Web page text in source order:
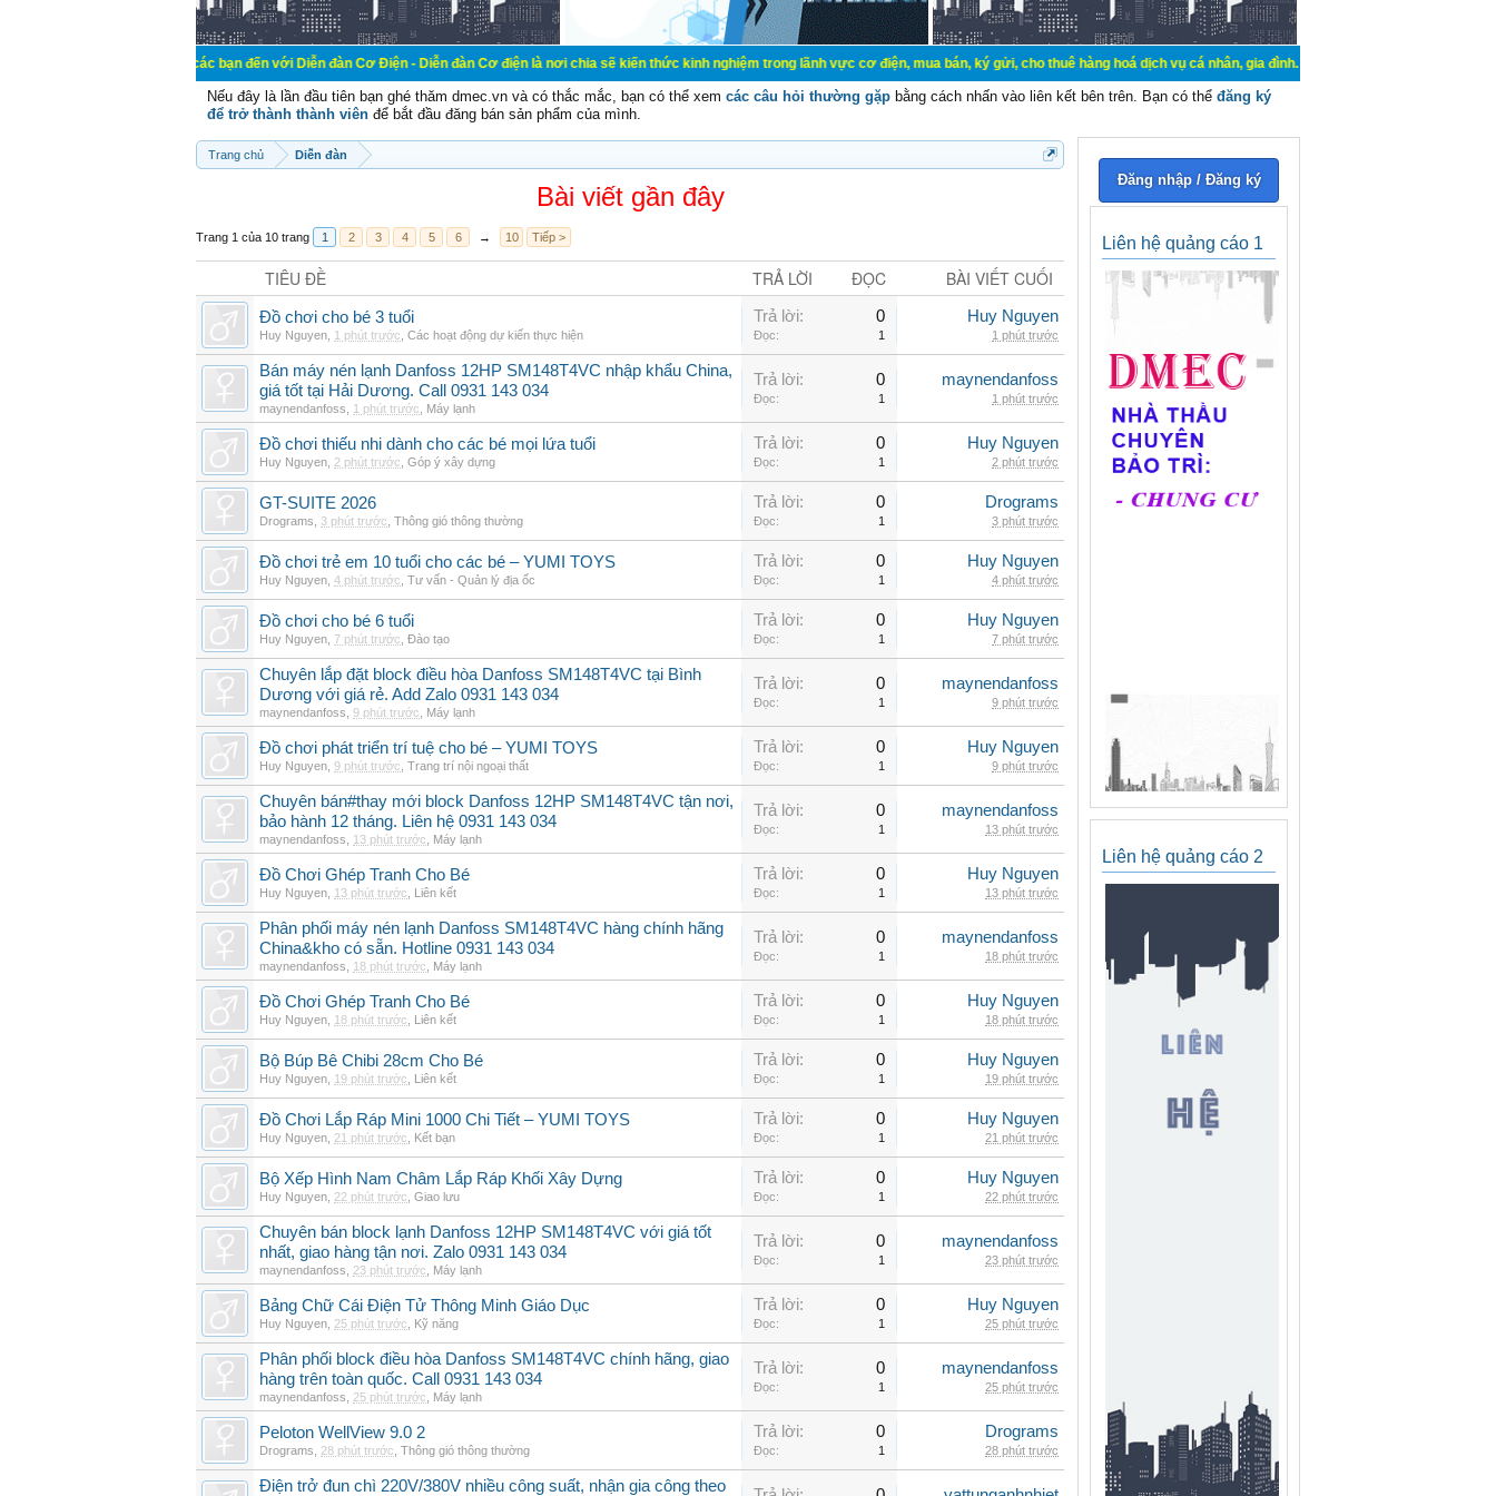
Chào mừng các bạn đến với Diễn đàn Cơ Điện - Diễn đàn Cơ điện là nơi chia sẽ kiến thức kinh nghiệm trong lãnh vực cơ điện, mua bán, ký gửi, cho thuê hàng hoá dịch vụ cá nhân, gia đình. Mua bán, ký gửi, cho thuê thiết bị hệ
Nếu đây là lần đầu tiên bạn ghé thăm dmec.vn và có thắc mắc, bạn có thể xem các câu hỏi thường gặp bằng cách nhấn vào liên kết bên trên. Bạn có thể đăng ký
để trở thành thành viên để bắt đầu đăng bán sản phẩm của mình.
Trang chủ Diễn đàn
Bài viết gần đây
Trang 1 của 10 trang 1 2 3 4 5 6 → 10 Tiếp >
TIÊU ĐỀ TRẢ LỜI ĐỌC BÀI VIẾT CUỐI
Đồ chơi cho bé 3 tuổi
Huy Nguyen 1 phút trước Các hoạt động dự kiến thực hiện
Trả lời: 0
Đọc: 1
Huy Nguyen
1 phút trước
Bán máy nén lạnh Danfoss 12HP SM148T4VC nhập khẩu China,
giá tốt tại Hải Dương. Call 0931 143 034
maynendanfoss 1 phút trước Máy lạnh
Trả lời: 0
Đọc: 1
maynendanfoss
1 phút trước
Đồ chơi thiếu nhi dành cho các bé mọi lứa tuổi
Huy Nguyen 2 phút trước Góp ý xây dựng
Trả lời: 0
Đọc: 1
Huy Nguyen
2 phút trước
GT-SUITE 2026
Drograms 3 phút trước Thông gió thông thường
Trả lời: 0
Đọc: 1
Drograms
3 phút trước
Đồ chơi trẻ em 10 tuổi cho các bé – YUMI TOYS
Huy Nguyen 4 phút trước Tư vấn - Quản lý địa ốc
Trả lời: 0
Đọc: 1
Huy Nguyen
4 phút trước
Đồ chơi cho bé 6 tuổi
Huy Nguyen 7 phút trước Đào tạo
Trả lời: 0
Đọc: 1
Huy Nguyen
7 phút trước
Chuyên lắp đặt block điều hòa Danfoss SM148T4VC tại Bình
Dương với giá rẻ. Add Zalo 0931 143 034
maynendanfoss 9 phút trước Máy lạnh
Trả lời: 0
Đọc: 1
maynendanfoss
9 phút trước
Đồ chơi phát triển trí tuệ cho bé – YUMI TOYS
Huy Nguyen 9 phút trước Trang trí nội ngoại thất
Trả lời: 0
Đọc: 1
Huy Nguyen
9 phút trước
Chuyên bán#thay mới block Danfoss 12HP SM148T4VC tận nơi,
bảo hành 12 tháng. Liên hệ 0931 143 034
maynendanfoss 13 phút trước Máy lạnh
Trả lời: 0
Đọc: 1
maynendanfoss
13 phút trước
Đồ Chơi Ghép Tranh Cho Bé
Huy Nguyen 13 phút trước Liên kết
Trả lời: 0
Đọc: 1
Huy Nguyen
13 phút trước
Phân phối máy nén lạnh Danfoss SM148T4VC hàng chính hãng
China&kho có sẵn. Hotline 0931 143 034
maynendanfoss 18 phút trước Máy lạnh
Trả lời: 0
Đọc: 1
maynendanfoss
18 phút trước
Đồ Chơi Ghép Tranh Cho Bé
Huy Nguyen 18 phút trước Liên kết
Trả lời: 0
Đọc: 1
Huy Nguyen
18 phút trước
Bộ Búp Bê Chibi 28cm Cho Bé
Huy Nguyen 19 phút trước Liên kết
Trả lời: 0
Đọc: 1
Huy Nguyen
19 phút trước
Đồ Chơi Lắp Ráp Mini 1000 Chi Tiết – YUMI TOYS
Huy Nguyen 21 phút trước Kết bạn
Trả lời: 0
Đọc: 1
Huy Nguyen
21 phút trước
Bộ Xếp Hình Nam Châm Lắp Ráp Khối Xây Dựng
Huy Nguyen 22 phút trước Giao lưu
Trả lời: 0
Đọc: 1
Huy Nguyen
22 phút trước
Chuyên bán block lạnh Danfoss 12HP SM148T4VC với giá tốt
nhất, giao hàng tận nơi. Zalo 0931 143 034
maynendanfoss 23 phút trước Máy lạnh
Trả lời: 0
Đọc: 1
maynendanfoss
23 phút trước
Bảng Chữ Cái Điện Tử Thông Minh Giáo Dục
Huy Nguyen 25 phút trước Kỹ năng
Trả lời: 0
Đọc: 1
Huy Nguyen
25 phút trước
Phân phối block điều hòa Danfoss SM148T4VC chính hãng, giao
hàng trên toàn quốc. Call 0931 143 034
maynendanfoss 25 phút trước Máy lạnh
Trả lời: 0
Đọc: 1
maynendanfoss
25 phút trước
Peloton WellView 9.0 2
Drograms 28 phút trước Thông gió thông thường
Trả lời: 0
Đọc: 1
Drograms
28 phút trước
Điện trở đun chì 220V/380V nhiều công suất, nhận gia công theo
Đăng nhập / Đăng ký
Liên hệ quảng cáo 1
Liên hệ quảng cáo 2